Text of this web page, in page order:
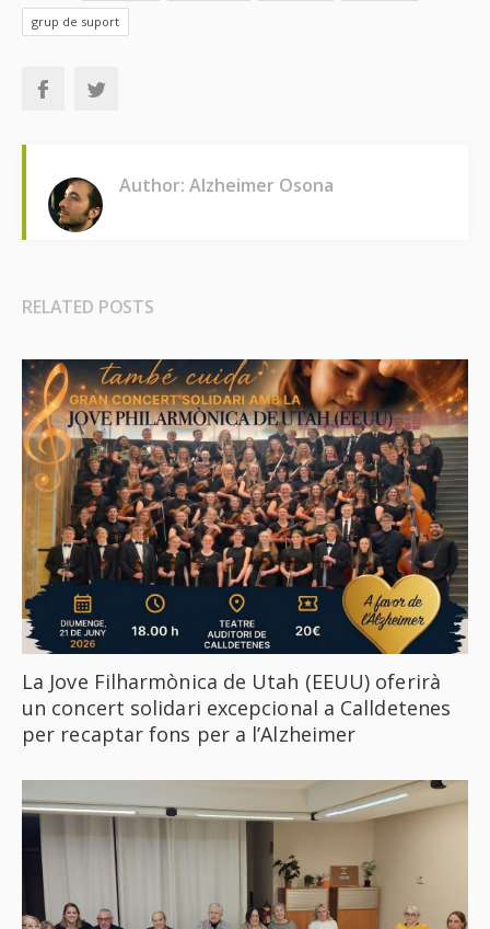
grup de suport
Author: Alzheimer Osona
RELATED POSTS
La Jove Filharmònica de Utah (EEUU) oferirà
un concert solidari excepcional a Calldetenes
per recaptar fons per a l’Alzheimer